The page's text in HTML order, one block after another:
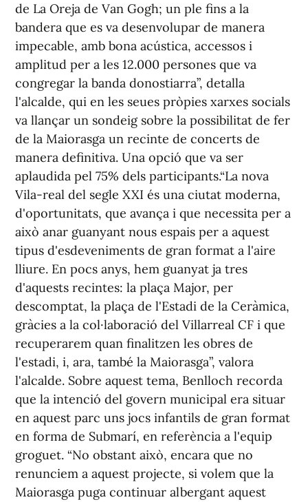
de La Oreja de Van Gogh; un ple fins a la
bandera que es va desenvolupar de manera
impecable, amb bona acústica, accessos i
amplitud per a les 12.000 persones que va
congregar la banda donostiarra”, detalla
l'alcalde, qui en les seues pròpies xarxes socials
va llançar un sondeig sobre la possibilitat de fer
de la Maiorasga un recinte de concerts de
manera definitiva. Una opció que va ser
aplaudida pel 75% dels participants.“La nova
Vila-real del segle XXI és una ciutat moderna,
d'oportunitats, que avança i que necessita per a
això anar guanyant nous espais per a aquest
tipus d'esdeveniments de gran format a l'aire
lliure. En pocs anys, hem guanyat ja tres
d'aquests recintes: la plaça Major, per
descomptat, la plaça de l'Estadi de la Ceràmica,
gràcies a la col·laboració del Villarreal CF i que
recuperarem quan finalitzen les obres de
l'estadi, i, ara, també la Maiorasga”, valora
l'alcalde. Sobre aquest tema, Benlloch recorda
que la intenció del govern municipal era situar
en aquest parc uns jocs infantils de gran format
en forma de Submarí, en referència a l'equip
groguet. “No obstant això, encara que no
renunciem a aquest projecte, si volem que la
Maiorasga puga continuar albergant aquest